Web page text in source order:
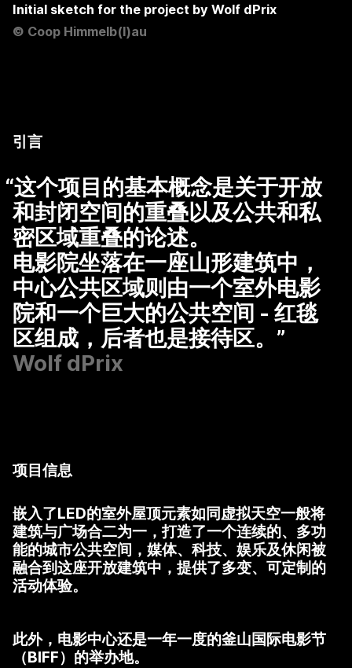
Initial sketch for the project by Wolf dPrix
© Coop Himmelb(l)au
引言
“这个项目的基本概念是关于开放
和封闭空间的重叠以及公共和私
密区域重叠的论述。
电影院坐落在一座山形建筑中，
中心公共区域则由一个室外电影
院和一个巨大的公共空间 - 红毯
区组成，后者也是接待区。”
Wolf dPrix
项目信息
嵌入了LED的室外屋顶元素如同虚拟天空一般将
建筑与广场合二为一，打造了一个连续的、多功
能的城市公共空间，媒体、科技、娱乐及休闲被
融合到这座开放建筑中，提供了多变、可定制的
活动体验。
此外，电影中心还是一年一度的釜山国际电影节
（BIFF）的举办地。